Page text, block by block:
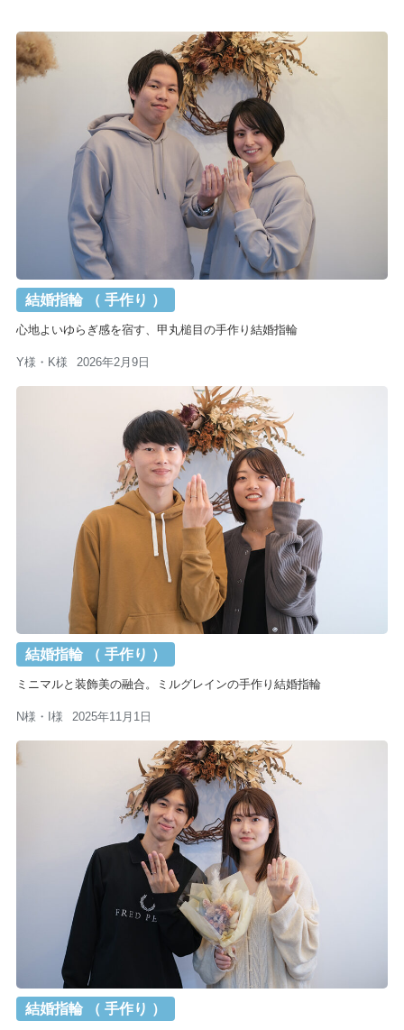
結婚指輪 （ 手作り ）
心地よいゆらぎ感を宿す、甲丸槌目の手作り結婚指輪
Y様・K様 2026年2月9日
結婚指輪 （ 手作り ）
ミニマルと装飾美の融合。ミルグレインの手作り結婚指輪
N様・I様 2025年11月1日
結婚指輪 （ 手作り ）